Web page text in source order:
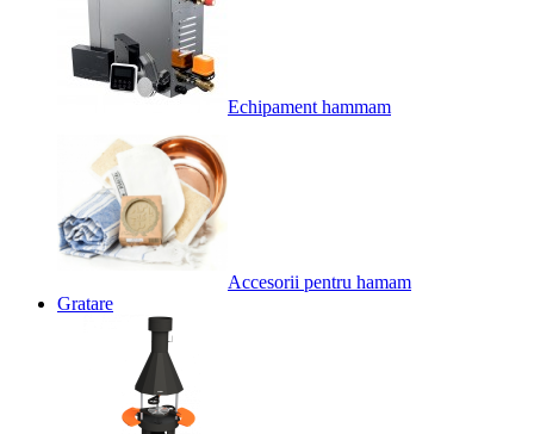
Echipament hammam
Accesorii pentru hamam
Gratare